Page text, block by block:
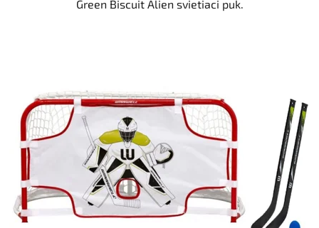
Green Biscuit Alien svietiaci puk.